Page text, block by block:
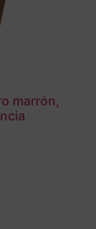
marrón,